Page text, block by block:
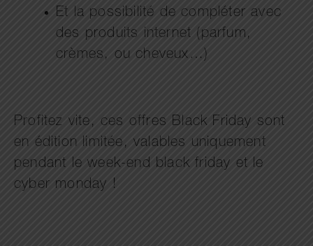
Et la possibilité de compléter avec
des produits internet (parfum,
crèmes, ou cheveux…)
Profitez vite, ces offres Black Friday sont
en édition limitée, valables uniquement
pendant le week-end black friday et le
cyber monday !